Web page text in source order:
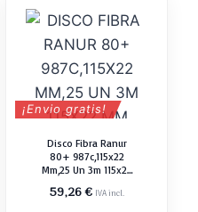
¡Envio gratis!
Disco Fibra Ranur
80+ 987c,115x22
Mm,25 Un 3m 115x22
59,26€ IVA incl.